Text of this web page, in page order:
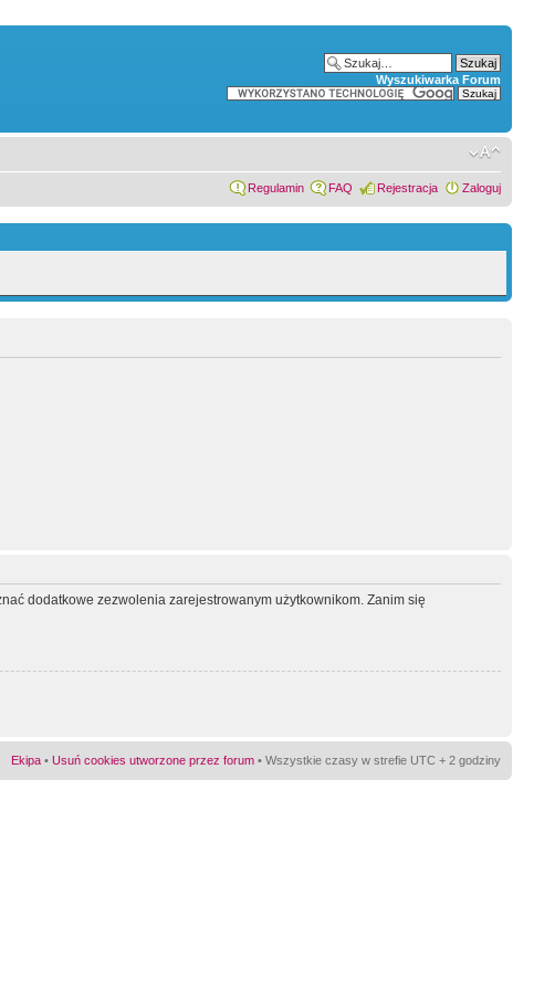
Wyszukiwarka Forum
Regulamin FAQ Rejestracja Zaloguj
dodatkowe zezwolenia zarejestrowanym użytkownikom. Zanim się
Ekipa • Usuń cookies utworzone przez forum • Wszystkie czasy w strefie UTC + 2 godziny